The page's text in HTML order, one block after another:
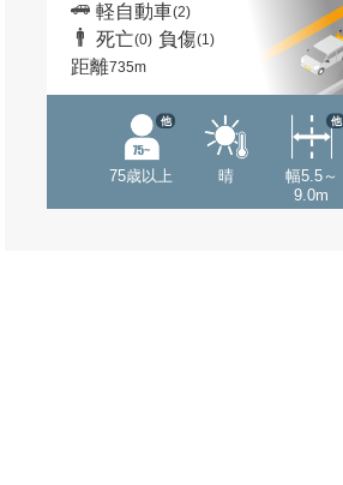
軽自動車(2)
死亡(0) 負傷(1)
距離735m
75歳以上
他
晴
幅5.5～
9.0m
他